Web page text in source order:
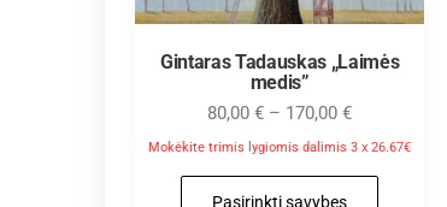
Gintaras Tadauskas „Laimės
medis”
80,00€ – 170,00€
Mokėkite trimis lygiomis dalimis 3 x 26.67€
Pasirinkti savybes